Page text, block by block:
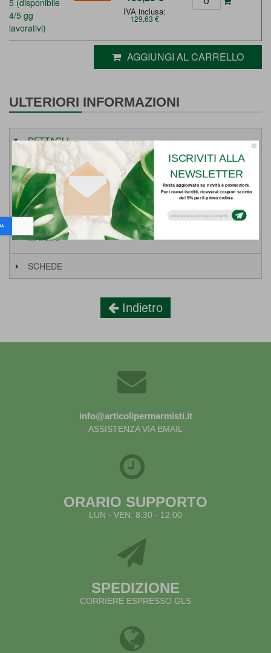
ISCRIVITI ALLA
NEWSLETTER
Resta aggiornato su novità e promozioni.
Per i nuovi iscritti, riceverai coupon sconto
del 5% per il primo ordine.
5 (disponibile
4/5 gg
lavorativi)
IVA inclusa:
129,63 €
AGGIUNGI AL CARRELLO
ULTERIORI INFORMAZIONI
DETTAGLI
Weight 1 Kg
Prodotto:
Vedi tutti i prodotti BELLINZONI - PRODOTTI PER IL
MARMO
SCHEDE
Indietro
info@articolipermarmisti.it
ASSISTENZA VIA EMAIL
ORARIO SUPPORTO
LUN - VEN: 8:30 - 12:00
SPEDIZIONE
CORRIERE ESPRESSO GLS